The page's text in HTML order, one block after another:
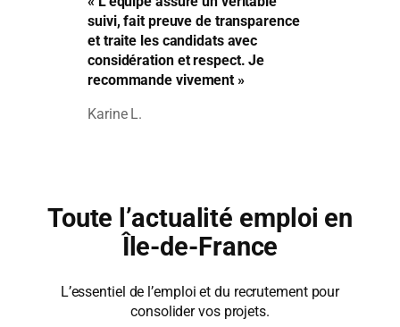
suivi, fait preuve de transparence
et traite les candidats avec
considération et respect. Je
recommande vivement »
Karine L.
Toute l’actualité emploi en
Île-de-France
L’essentiel de l’emploi et du recrutement pour
consolider vos projets.